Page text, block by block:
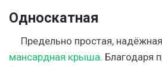
Односкатная
Предельно простая,
мансардная крыша. Благодаря